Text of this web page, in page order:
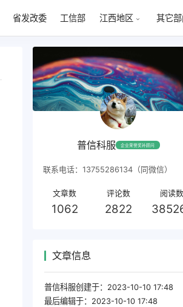
省发改委 工信部 江西地区 其它部
普信科服 企业荣誉奖补顾问
联系电话：13755286134（同微信）
文章数
1062
评论数
2822
阅读数
文章信息
普信科服创建于： 2023-10-10 17:48
最后编辑于： 2023-10-10 17:48